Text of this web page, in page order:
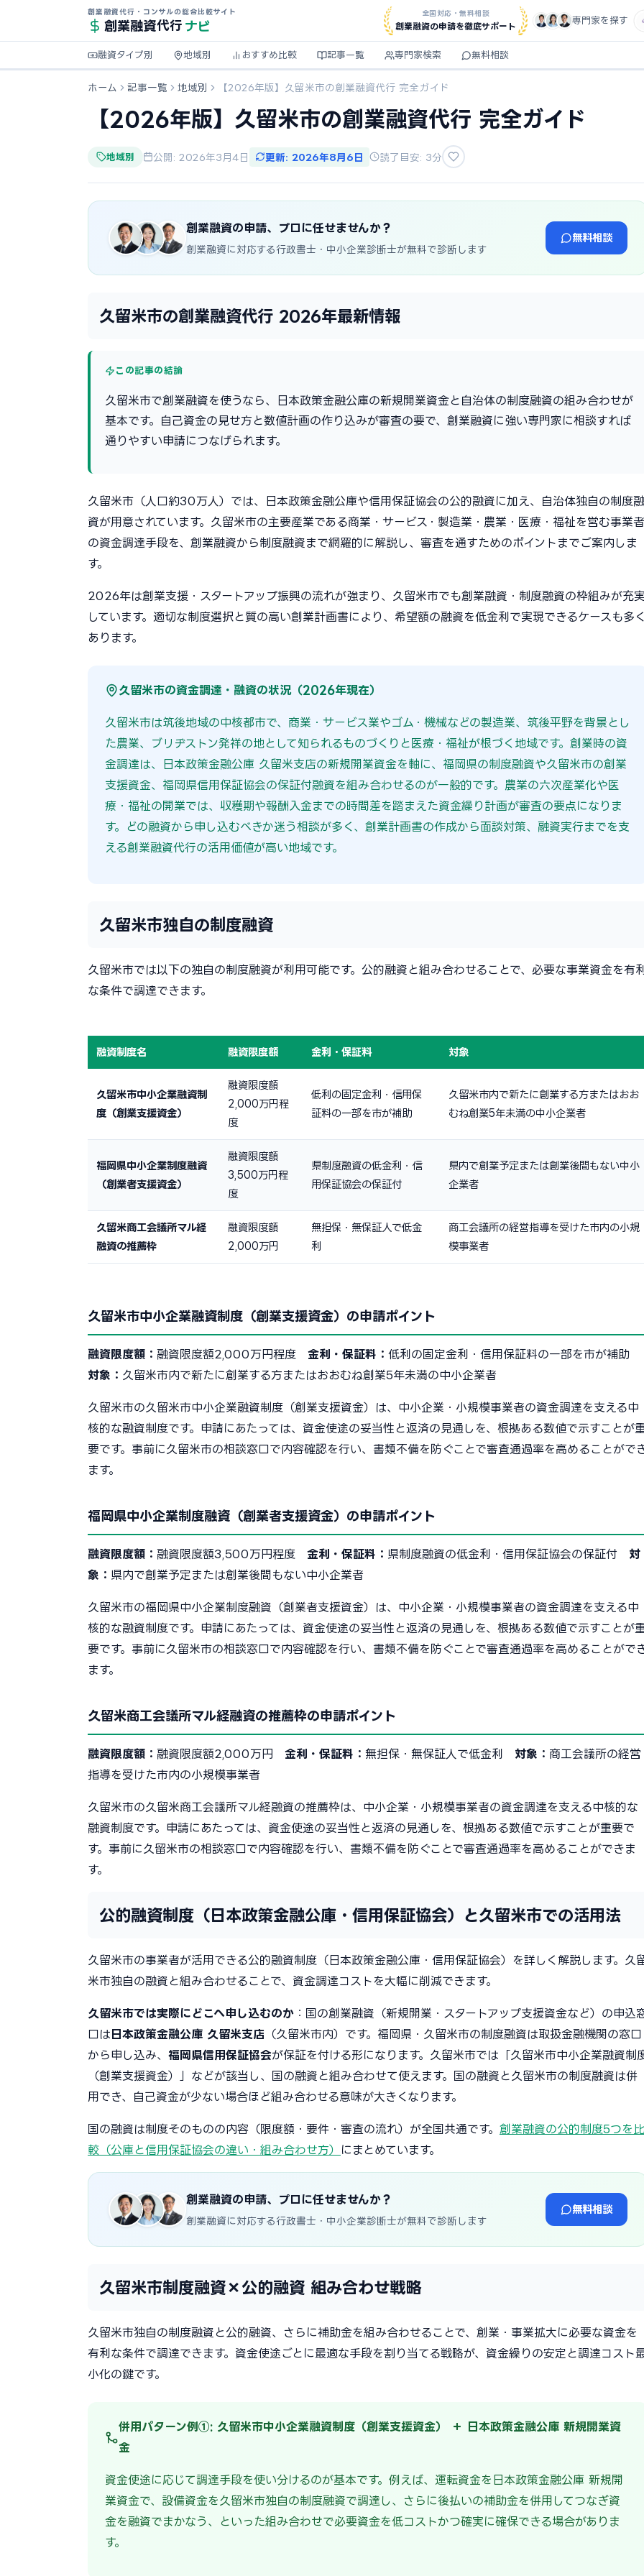
創業融資代行・コンサルの総合比較サイト
創業融資代行 ナビ
全国対応・無料相談
創業融資の申請を徹底サポート
専門家を探す
融資タイプ別 地域別 おすすめ比較 記事一覧 専門家検索 無料相談
ホーム 記事一覧 地域別 【2026年版】久留米市の創業融資代行 完全ガイド
【2026年版】久留米市の創業融資代行 完全ガイド
地域別 公開: 2026年3月4日 更新: 2026年8月6日 読了目安: 3分
創業融資の申請、プロに任せませんか？
創業融資に対応する行政書士・中小企業診断士が無料で診断します
無料相談
久留米市の創業融資代行 2026年最新情報
この記事の結論
久留米市で創業融資を使うなら、日本政策金融公庫の新規開業資金と自治体の制度融資の組み合わせが
基本です。自己資金の見せ方と数値計画の作り込みが審査の要で、創業融資に強い専門家に相談すれば
通りやすい申請につなげられます。
久留米市（人口約30万人）では、日本政策金融公庫や信用保証協会の公的融資に加え、自治体独自の制度融
資が用意されています。久留米市の主要産業である商業・サービス・製造業・農業・医療・福祉を営む事業者
の資金調達手段を、創業融資から制度融資まで網羅的に解説し、審査を通すためのポイントまでご案内しま
す。
2026年は創業支援・スタートアップ振興の流れが強まり、久留米市でも創業融資・制度融資の枠組みが充
しています。適切な制度選択と質の高い創業計画書により、希望額の融資を低金利で実現できるケースも多
あります。
久留米市の資金調達・融資の状況（2026年現在）
久留米市は筑後地域の中核都市で、商業・サービス業やゴム・機械などの製造業、筑後平野を背景とし
た農業、ブリヂストン発祥の地として知られるものづくりと医療・福祉が根づく地域です。創業時の資
金調達は、日本政策金融公庫 久留米支店の新規開業資金を軸に、福岡県の制度融資や久留米市の創業
支援資金、福岡県信用保証協会の保証付融資を組み合わせるのが一般的です。農業の六次産業化や医
療・福祉の開業では、収穫期や報酬入金までの時間差を踏まえた資金繰り計画が審査の要点になりま
す。どの融資から申し込むべきか迷う相談が多く、創業計画書の作成から面談対策、融資実行までを支
える創業融資代行の活用価値が高い地域です。
久留米市独自の制度融資
久留米市では以下の独自の制度融資が利用可能です。公的融資と組み合わせることで、必要な事業資金を有
な条件で調達できます。
融資制度名 融資限度額 金利・保証料 対象
久留米市中小企業融資制
度（創業支援資金）
融資限度額
2,000万円程
度
低利の固定金利・信用保
証料の一部を市が補助
久留米市内で新たに創業する方またはおお
むね創業5年未満の中小企業者
福岡県中小企業制度融資
（創業者支援資金）
融資限度額
3,500万円程
度
県制度融資の低金利・信
用保証協会の保証付
県内で創業予定または創業後間もない中小
企業者
久留米商工会議所マル経
融資の推薦枠
融資限度額
2,000万円
無担保・無保証人で低金
利
商工会議所の経営指導を受けた市内の小規
模事業者
久留米市中小企業融資制度（創業支援資金）の申請ポイント
融資限度額： 融資限度額2,000万円程度 金利・保証料： 低利の固定金利・信用保証料の一部を市が補助
対象： 久留米市内で新たに創業する方またはおおむね創業5年未満の中小企業者
久留米市の久留米市中小企業融資制度（創業支援資金）は、中小企業・小規模事業者の資金調達を支える中
核的な融資制度です。申請にあたっては、資金使途の妥当性と返済の見通しを、根拠ある数値で示すことが
要です。事前に久留米市の相談窓口で内容確認を行い、書類不備を防ぐことで審査通過率を高めることがで
ます。
福岡県中小企業制度融資（創業者支援資金）の申請ポイント
融資限度額： 融資限度額3,500万円程度 金利・保証料： 県制度融資の低金利・信用保証協会の保証付 対
象： 県内で創業予定または創業後間もない中小企業者
久留米市の福岡県中小企業制度融資（創業者支援資金）は、中小企業・小規模事業者の資金調達を支える中
核的な融資制度です。申請にあたっては、資金使途の妥当性と返済の見通しを、根拠ある数値で示すことが
要です。事前に久留米市の相談窓口で内容確認を行い、書類不備を防ぐことで審査通過率を高めることがで
ます。
久留米商工会議所マル経融資の推薦枠の申請ポイント
融資限度額： 融資限度額2,000万円 金利・保証料： 無担保・無保証人で低金利 対象： 商工会議所の経営
指導を受けた市内の小規模事業者
久留米市の久留米商工会議所マル経融資の推薦枠は、中小企業・小規模事業者の資金調達を支える中核的な
融資制度です。申請にあたっては、資金使途の妥当性と返済の見通しを、根拠ある数値で示すことが重要で
す。事前に久留米市の相談窓口で内容確認を行い、書類不備を防ぐことで審査通過率を高めることができま
す。
公的融資制度（日本政策金融公庫・信用保証協会）と久留米市での活用法
久留米市の事業者が活用できる公的融資制度（日本政策金融公庫・信用保証協会）を詳しく解説します。久
米市独自の融資と組み合わせることで、資金調達コストを大幅に削減できます。
久留米市では実際にどこへ申し込むのか ：国の創業融資（新規開業・スタートアップ支援資金など）の申込
口は 日本政策金融公庫 久留米支店 （久留米市内）です。福岡県・久留米市の制度融資は取扱金融機関の窓口
から申し込み、 福岡県信用保証協会が保証を付ける形になります。久留米市では「久留米市中小企業融資制
（創業支援資金）」などが該当し、国の融資と組み合わせて使えます。国の融資と久留米市の制度融資は併
用でき、自己資金が少ない場合ほど組み合わせる意味が大きくなります。
国の融資は制度そのものの内容（限度額・要件・審査の流れ）が全国共通です。 創業融資の公的制度5つを比
較（公庫と信用保証協会の違い・組み合わせ方）
にまとめています。
創業融資の申請、プロに任せませんか？
創業融資に対応する行政書士・中小企業診断士が無料で診断します
無料相談
久留米市制度融資×公的融資 組み合わせ戦略
久留米市独自の制度融資と公的融資、さらに補助金を組み合わせることで、創業・事業拡大に必要な資金を
有利な条件で調達できます。資金使途ごとに最適な手段を割り当てる戦略が、資金繰りの安定と調達コスト
小化の鍵です。
併用パターン例①: 久留米市中小企業融資制度（創業支援資金） ＋ 日本政策金融公庫 新規開業資
金
資金使途に応じて調達手段を使い分けるのが基本です。例えば、運転資金を日本政策金融公庫 新規開
業資金で、設備資金を久留米市独自の制度融資で調達し、さらに後払いの補助金を併用してつなぎ資
金を融資でまかなう、といった組み合わせで必要資金を低コストかつ確実に確保できる場合がありま
す。